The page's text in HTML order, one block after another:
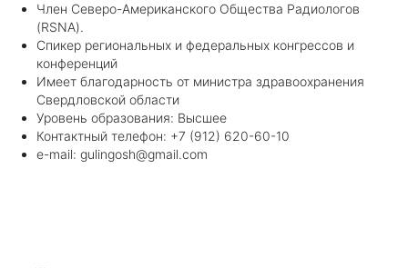
Член Северо-Американского Общества Радиологов
(RSNA).
Спикер региональных и федеральных конгрессов и
конференций
Имеет благодарность от министра здравоохранения
Свердловской области
Уровень образования: Высшее
Контактный телефон: +7 (912) 620-60-10
e-mail: gulingosh@gmail.com